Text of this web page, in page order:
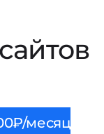
месяц